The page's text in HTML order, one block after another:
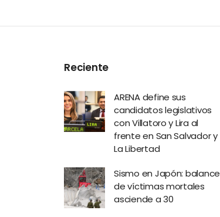
Reciente
ARENA define sus
candidatos legislativos
con Villatoro y Lira al
frente en San Salvador y
La Libertad
Sismo en Japón: balance
de víctimas mortales
asciende a 30